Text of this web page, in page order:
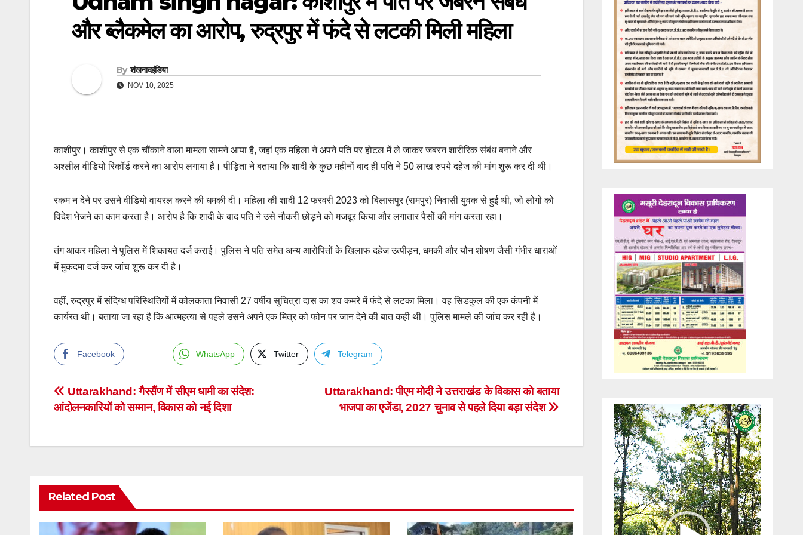
और ब्लैकमेल का आरोप, रुद्रपुर में फंदे से लटकी मिली महिला
By शंखनादइंडिया
NOV 10, 2025
काशीपुर। काशीपुर से एक चौंकाने वाला मामला सामने आया है, जहां एक महिला ने अपने पति पर होटल में ले जाकर जबरन शारीरिक संबंध बनाने और
अश्लील वीडियो रिकॉर्ड करने का आरोप लगाया है। पीड़िता ने बताया कि शादी के कुछ महीनों बाद ही पति ने 50 लाख रुपये दहेज की मांग शुरू कर दी थी।
रकम न देने पर उसने वीडियो वायरल करने की धमकी दी। महिला की शादी 12 फरवरी 2023 को बिलासपुर (रामपुर) निवासी युवक से हुई थी, जो लोगों को
विदेश भेजने का काम करता है। आरोप है कि शादी के बाद पति ने उसे नौकरी छोड़ने को मजबूर किया और लगातार पैसों की मांग करता रहा।
तंग आकर महिला ने पुलिस में शिकायत दर्ज कराई। पुलिस ने पति समेत अन्य आरोपितों के खिलाफ दहेज उत्पीड़न, धमकी और यौन शोषण जैसी गंभीर धाराओं
में मुकदमा दर्ज कर जांच शुरू कर दी है।
वहीं, रुद्रपुर में संदिग्ध परिस्थितियों में कोलकाता निवासी 27 वर्षीय सुचित्रा दास का शव कमरे में फंदे से लटका मिला। वह सिडकुल की एक कंपनी में
कार्यरत थी। बताया जा रहा है कि आत्महत्या से पहले उसने अपने एक मित्र को फोन पर जान देने की बात कही थी। पुलिस मामले की जांच कर रही है।
Facebook WhatsApp Twitter Telegram
Post
Uttarakhand: पीएम मोदी ने उत्तराखंड के विकास को बताया
भाजपा का एजेंडा, 2027 चुनाव से पहले दिया बड़ा संदेश
Uttarakhand: गैरसैंण में सीएम धामी का संदेश:
आंदोलनकारियों को सम्मान, विकास को नई दिशा
Related Post
Video
Player